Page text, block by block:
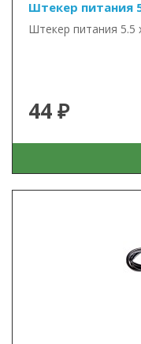
Штекер питания
Штекер питания 5.5
44 ₽